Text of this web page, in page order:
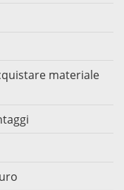
materiale